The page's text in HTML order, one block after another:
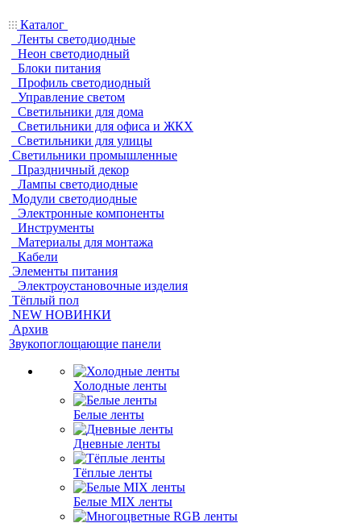
Каталог
Ленты светодиодные
Неон светодиодный
Блоки питания
Профиль светодиодный
Управление светом
Светильники для дома
Светильники для офиса и ЖКХ
Светильники для улицы
Светильники промышленные
Праздничный декор
Лампы светодиодные
Модули светодиодные
Электронные компоненты
Инструменты
Материалы для монтажа
Кабели
Элементы питания
Электроустановочные изделия
Тёплый пол
NEW НОВИНКИ
Архив
Звукопоглощающие панели
Холодные ленты
Белые ленты
Дневные ленты
Тёплые ленты
Белые MIX ленты